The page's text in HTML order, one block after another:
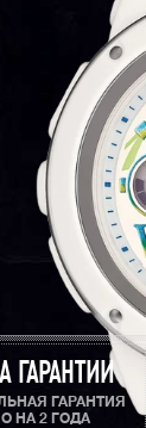
ГАРАНТИИ
ГАРАНТИЯ
НА 2 ГОДА